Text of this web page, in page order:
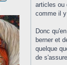
articles ou
comme il
Donc
berner et
quelque
de